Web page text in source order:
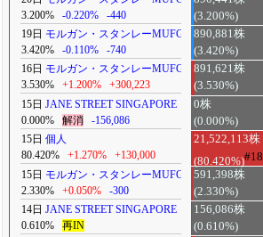
3.200%
-0.220% -440
(3.200%)
19日 モルガン・スタンレーMUFG
3.420%
-0.110% -740
890,881株
(3.420%)
16日 モルガン・スタンレーMUFG
3.530%
+1.200% +300,223
891,621株
(3.530%)
15日 JANE STREET SINGAPORE
0.000%
解消 -156,086
0株
(0.000%)
15日 個人
80.420%
+1.270% +130,000
21,522,113株
(80.420%)#18
15日 モルガン・スタンレーMUFG
2.330%
+0.050% -300
591,398株
(2.330%)
14日 JANE STREET SINGAPORE
0.610%
再IN
156,086株
(0.610%)